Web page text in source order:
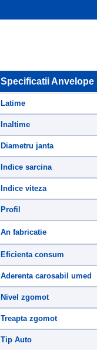
Specificatii Anvelope
Latime
Inaltime
Diametru janta
Indice sarcina
Indice viteza
Profil
An fabricatie
Eficienta consum
Aderenta carosabil umed
Nivel zgomot
Treapta zgomot
Tip Auto